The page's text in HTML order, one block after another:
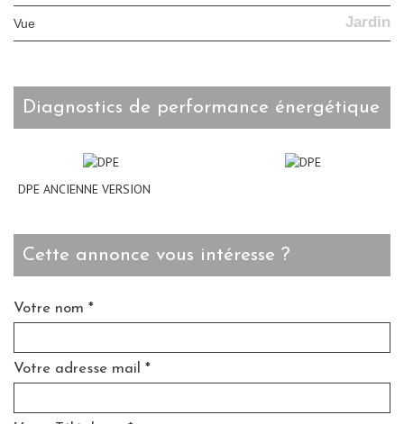
Vue Jardin
diagnostics de performance énergétique
DPE ANCIENNE VERSION
cette annonce vous intéresse ?
Votre nom *
Votre adresse mail *